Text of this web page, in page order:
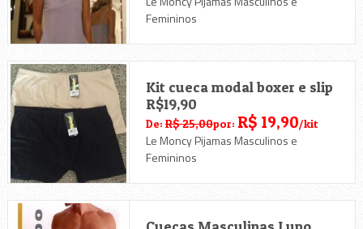
Femininos
Kit cueca modal boxer e slip
R$19,90
De: R$ 25,00por: R$ 19,90/kit
Le Moncy Pijamas Masculinos e
Femininos